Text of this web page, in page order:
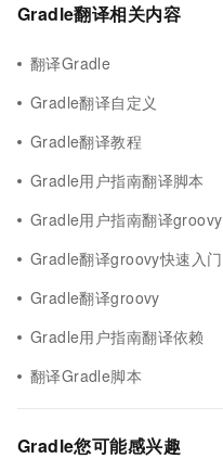
Gradle翻译相关内容
翻译Gradle
Gradle翻译自定义
Gradle翻译教程
Gradle用户指南翻译脚本
Gradle用户指南翻译groovy
Gradle翻译groovy快速入门
Gradle翻译groovy
Gradle用户指南翻译依赖
翻译Gradle脚本
Gradle您可能感兴趣